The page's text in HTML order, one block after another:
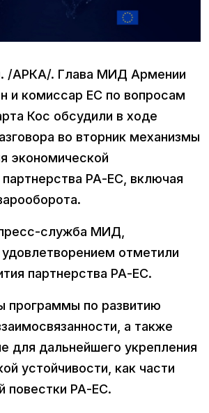
/АРКА/. Глава МИД Армении
и комиссар ЕС по вопросам
Кос обсудили в ходе
во вторник механизмы
экономической
РА-ЕС, включая
служба МИД,
отметили
партнерства РА-ЕС.
программы по развитию
а также
для дальнейшего укрепления
устойчивости, как части
повестки РА-ЕС.